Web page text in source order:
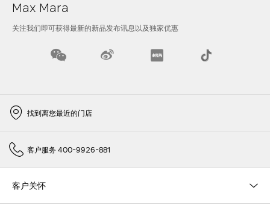
Max Mara
关注我们即可获得最新的新品发布讯息以及独家优惠
找到离您最近的门店
客户服务 400-9926-881
客户关怀